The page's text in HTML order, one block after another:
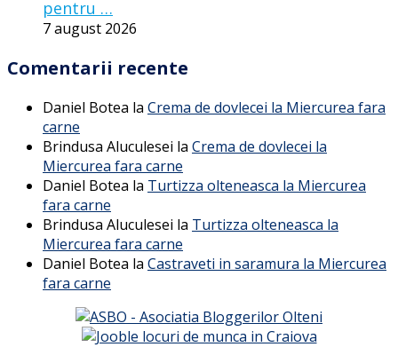
pentru …
7 august 2026
Comentarii recente
Daniel Botea la Crema de dovlecei la Miercurea fara
carne
Brindusa Aluculesei la Crema de dovlecei la
Miercurea fara carne
Daniel Botea la Turtizza olteneasca la Miercurea
fara carne
Brindusa Aluculesei la Turtizza olteneasca la
Miercurea fara carne
Daniel Botea la Castraveti in saramura la Miercurea
fara carne